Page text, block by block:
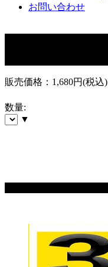
お問い合わせ
販売価格： 1,680円(税込)
数量:
▼